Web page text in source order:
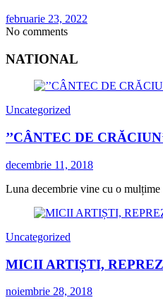
februarie 23, 2022
No comments
NATIONAL
Uncategorized
’’CÂNTEC DE
decembrie 11, 2018
Luna decembrie vine cu o
Uncategorized
MICII ARTIȘTI,
noiembrie 28, 2018